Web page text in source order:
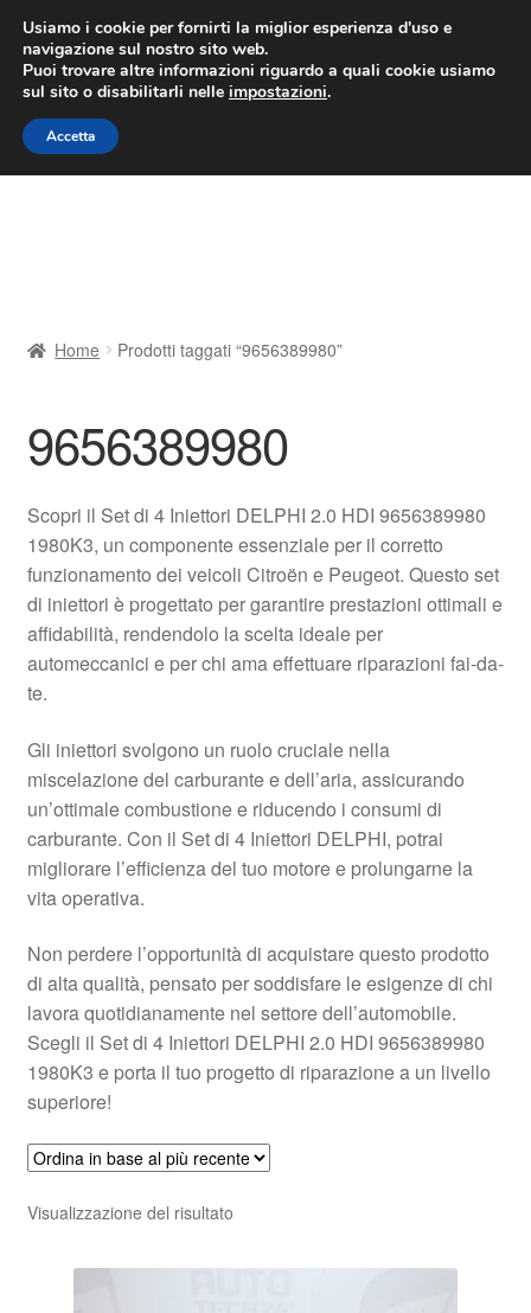
CONSEGNA da 7 EUR
Lun-Ven 9:00 - 16:00/800 580 290
Vai
alla
navigazione
Vai
al
contenuto
Contatto
Il mio account
Pagamenti
Politica sulla riservatezza
Procedura di Reclamo
Registratore di cassa
Rimostranza
Spedizione in tutto il mondo
Termini e condizioni
Home Prodotti taggati “9656389980”
9656389980
Scopri il Set di 4 Iniettori DELPHI 2.0 HDI 9656389980
1980K3, un componente essenziale per il corretto
funzionamento dei veicoli Citroën e Peugeot. Questo set
di iniettori è progettato per garantire prestazioni ottimali e
affidabilità, rendendolo la scelta ideale per
automeccanici e per chi ama effettuare riparazioni fai-da-
te.
Gli iniettori svolgono un ruolo cruciale nella
miscelazione del carburante e dell’aria, assicurando
un’ottimale combustione e riducendo i consumi di
carburante. Con il Set di 4 Iniettori DELPHI, potrai
migliorare l’efficienza del tuo motore e prolungarne la
vita operativa.
Non perdere l’opportunità di acquistare questo prodotto
di alta qualità, pensato per soddisfare le esigenze di chi
lavora quotidianamente nel settore dell’automobile.
Scegli il Set di 4 Iniettori DELPHI 2.0 HDI 9656389980
1980K3 e porta il tuo progetto di riparazione a un livello
superiore!
Visualizzazione del risultato
Usiamo i cookie per fornirti la miglior esperienza d'uso e
navigazione sul nostro sito web.
Puoi trovare altre informazioni riguardo a quali cookie usiamo
sul sito o disabilitarli nelle impostazioni.
Accetta